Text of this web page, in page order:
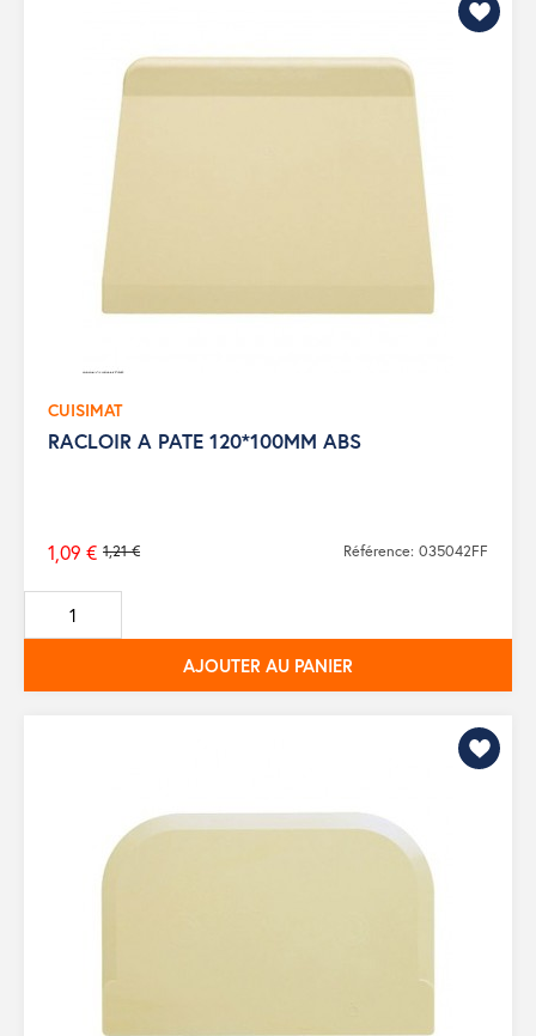
CUISIMAT
RACLOIR A PATE 120*100MM ABS
Prix
de
base
1,21 €
1,09 € Référence: 035042FF
AJOUTER AU PANIER